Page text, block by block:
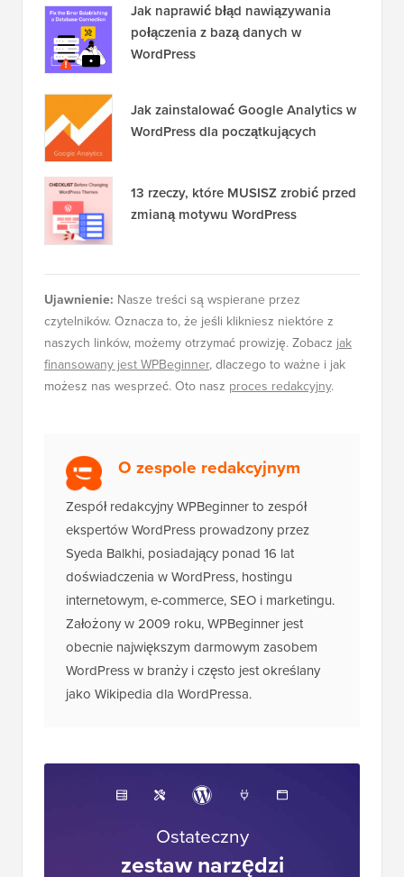
Jak naprawić błąd nawiązywania
połączenia z bazą danych w
WordPress
Jak zainstalować Google Analytics w
WordPress dla początkujących
13 rzeczy, które MUSISZ zrobić przed
zmianą motywu WordPress
Ujawnienie: Nasze treści są wspierane przez
czytelników. Oznacza to, że jeśli klikniesz niektóre z
naszych linków, możemy otrzymać prowizję. Zobacz jak
finansowany jest WPBeginner, dlaczego to ważne i jak
możesz nas wesprzeć. Oto nasz proces redakcyjny.
O zespole redakcyjnym
Zespół redakcyjny WPBeginner to zespół
ekspertów WordPress prowadzony przez
Syeda Balkhi, posiadający ponad 16 lat
doświadczenia w WordPress, hostingu
internetowym, e-commerce, SEO i marketingu.
Założony w 2009 roku, WPBeginner jest
obecnie największym darmowym zasobem
WordPress w branży i często jest określany
jako Wikipedia dla WordPressa.
Ostateczny
zestaw narzędzi